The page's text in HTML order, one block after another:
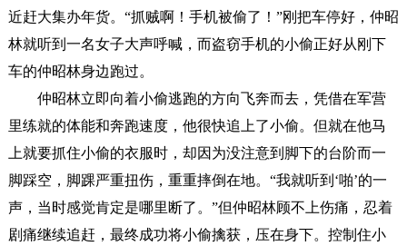
近赶大集办年货。“抓贼啊！手机被偷了！”刚把车停好，仲昭
林就听到一名女子大声呼喊，而盗窃手机的小偷正好从刚下
车的仲昭林身边跑过。
仲昭林立即向着小偷逃跑的方向飞奔而去，凭借在军营
里练就的体能和奔跑速度，他很快追上了小偷。但就在他马
上就要抓住小偷的衣服时，却因为没注意到脚下的台阶而一
脚踩空，脚踝严重扭伤，重重摔倒在地。“我就听到‘啪’的一
声，当时感觉肯定是哪里断了。”但仲昭林顾不上伤痛，忍着
剧痛继续追赶，最终成功将小偷擒获，压在身下。控制住小